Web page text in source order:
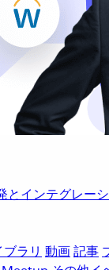
インテグレー
ラリ 動画記事